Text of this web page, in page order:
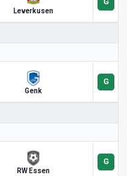
Leverkusen
Genk
RW Essen